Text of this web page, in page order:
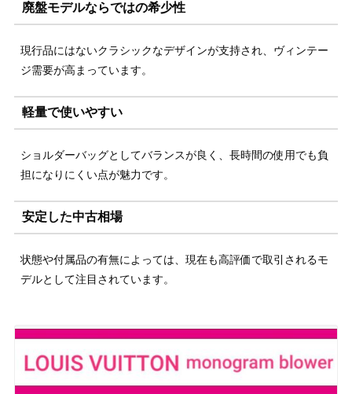
廃盤モデルならではの希少性
現行品にはないクラシックなデザインが支持され、ヴィンテー
ジ需要が高まっています。
軽量で使いやすい
ショルダーバッグとしてバランスが良く、長時間の使用でも負
担になりにくい点が魅力です。
安定した中古相場
状態や付属品の有無によっては、現在も高評価で取引されるモ
デルとして注目されています。